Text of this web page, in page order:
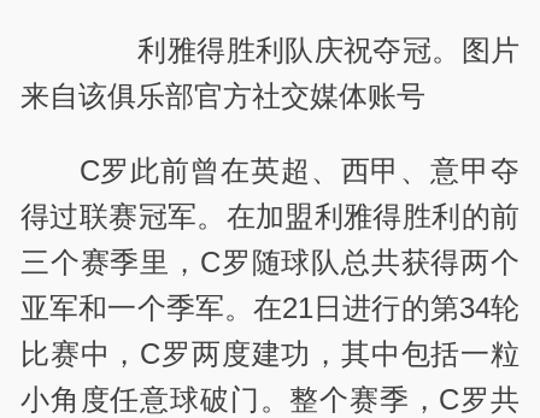
利雅得胜利队庆祝夺冠。图片
来自该俱乐部官方社交媒体账号
C罗此前曾在英超、西甲、意甲夺
得过联赛冠军。在加盟利雅得胜利的前
三个赛季里，C罗随球队总共获得两个
亚军和一个季军。在21日进行的第34轮
比赛中，C罗两度建功，其中包括一粒
小角度任意球破门。整个赛季，C罗共